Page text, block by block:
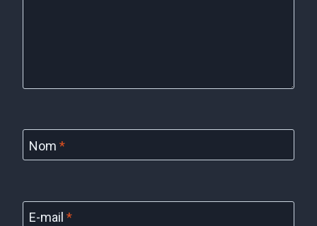
Nom *
E-mail *